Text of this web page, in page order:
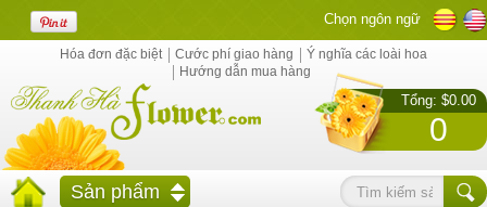
Chọn ngôn ngữ
Tổng: $0.00
0
Hóa đơn đặc biệt Cước phí giao hàng
Ý nghĩa các loài hoa
Hướng dẫn mua hàng
Sản phẩm